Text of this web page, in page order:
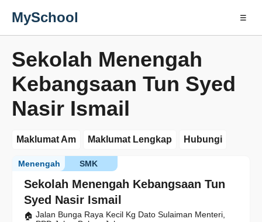
MySchool ☰
Sekolah Menengah
Kebangsaan Tun Syed
Nasir Ismail
Maklumat Am Maklumat Lengkap Hubungi
Sekolah Menengah Kebangsaan Tun
Syed Nasir Ismail
SMK
Menengah
Jalan Bunga Raya Kecil Kg Dato Sulaiman Menteri,